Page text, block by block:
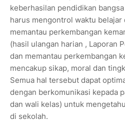
keberhasilan pendidikan
harus mengontrol waktu belajar
memantau perkembangan
(hasil ulangan harian , Laporan
dan memantau perkembangan
mencakup sikap, moral dan
Semua hal tersebut dapat
dengan berkomunikasi kepada
dan wali kelas) untuk
di sekolah.